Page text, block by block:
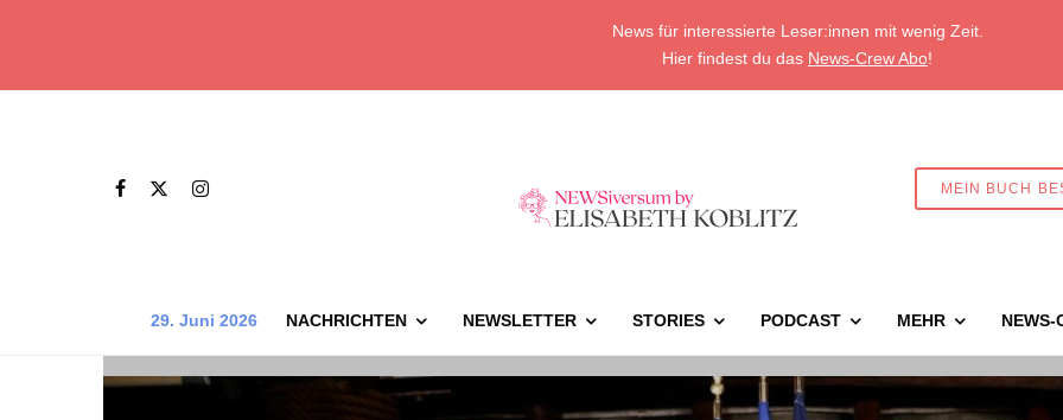
News für interessierte Leser:innen mit wenig Zeit.
Hier findest du das News-Crew Abo!
MEIN BUCH
29. Juni 2026 NACHRICHTEN NEWSLETTER STORIES PODCAST MEHR NEWS-